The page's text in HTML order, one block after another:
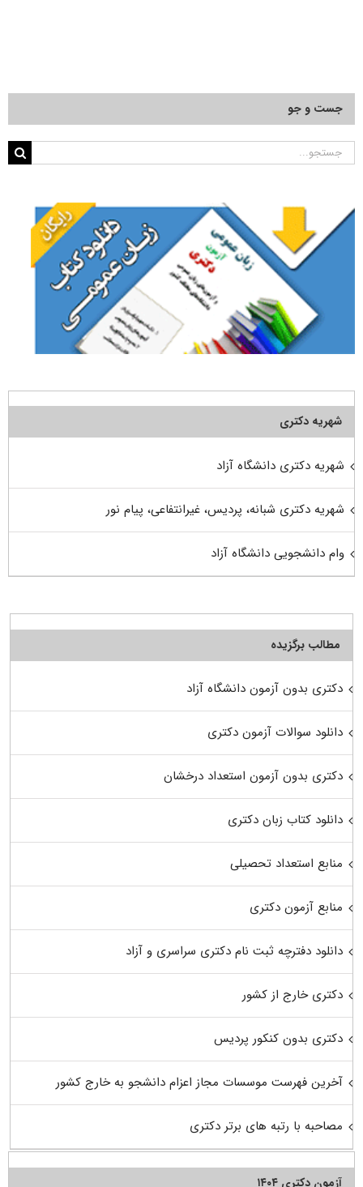
جست و جو
جستجو
شهریه دکتری
شهریه دکتری دانشگاه آزاد
شهریه دکتری شبانه، پردیس، غیرانتفاعی، پیام نور
وام دانشجویی دانشگاه آزاد
مطالب برگزیده
دکتری بدون آزمون دانشگاه آزاد
دانلود سوالات آزمون دکتری
دکتری بدون آزمون استعداد درخشان
دانلود کتاب زبان دکتری
منابع استعداد تحصیلی
منابع آزمون دکتری
دانلود دفترچه ثبت نام دکتری سراسری و آزاد
دکتری خارج از کشور
دکتری بدون کنکور پردیس
آخرین فهرست موسسات مجاز اعزام دانشجو به خارج کشور
مصاحبه با رتبه های برتر دکتری
آزمون دکتری ۱۴۰۴